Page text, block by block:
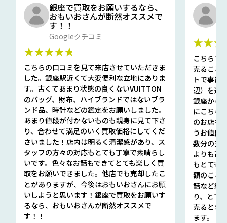
銀座で買取をお願いするなら、
おもいおさんが断然オススメで
す！！
Googleクチコミ
★★★★★
こちらの口コミを見て来店させていただきま
した。銀座駅近くて大変便利な立地にありま
す。古くてあまり状態の良くないVUITTON
のバッグ、財布、ハイブランドではないブラ
ンド品、時計などの鑑定をお願いしました。
あまり値段が付かないものも親身に見て下さ
り、合わせて満足のいく買取価格にしてくだ
さいました！店内は明るく清潔感があり、ス
タッフの方々の対応もとても丁寧で素晴らし
いです。色々なお話もできてとても楽しく買
取をお願いできました。他店でも売却したこ
とがありますが、今後はおもいおさんにお願
いしようと思います！銀座で買取をお願いす
るなら、おもいおさんが断然オススメで
す！！
こちらで
売ること
トで事前
辺）を選
銀座から
にこちら
のお店も
うお値段
数分の査
よりも高
もとても
額のこと
話など細
り、とて
売るとき
ます。